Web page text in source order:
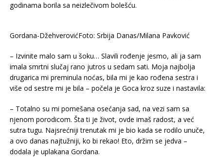
godinama borila sa neizlečivom bolešću.
Gordana-DžehverovićFoto: Srbija Danas/Milana Pavković
– Izvinite malo sam u šoku… Slavili rođenje jesmo, ali ja sam
imala smrtni slučaj rano jutros u sedam sati. Moja najbolja
drugarica mi preminula noćas, bila mi je kao rođena sestra i
više od sestre mi je bila – počela je Goca kroz suze i nastavila:
– Totalno su mi pomešana osećanja sad, na vezi sam sa
njenom porodicom. Šta ti je život, ovde imaš radost, a već
sutra tugu. Najsrećniji trenutak mi je bio kada se rodilo unuče,
a ovo danas najtužniji, ko bi rekao! Eto, držim se jedva –
dodala je uplakana Gordana.